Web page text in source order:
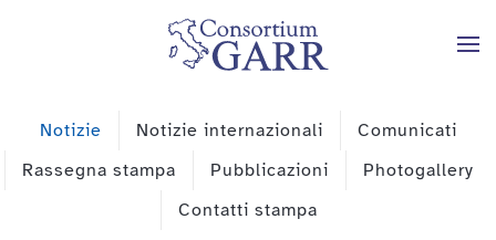
Skip to main content
Notizie Notizie internazionali
Comunicati
Rassegna stampa
Pubblicazioni
Photogallery
Contatti stampa